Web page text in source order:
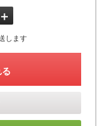
＋
します